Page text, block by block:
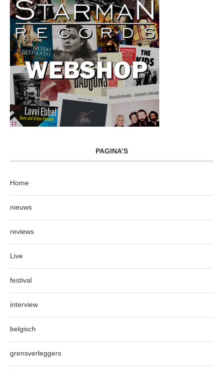
PAGINA’S
Home
nieuws
reviews
Live
festival
interview
belgisch
grensverleggers